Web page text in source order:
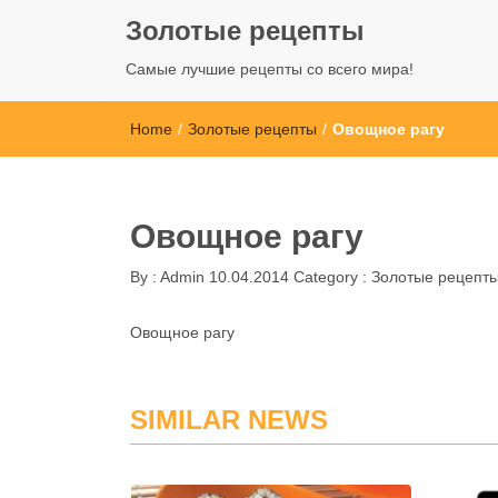
Золотые рецепты
Самые лучшие рецепты со всего мира!
Home / Золотые рецепты / Овощное рагу
Овощное рагу
By : Admin 10.04.2014 Category : Золотые
Овощное рагу
SIMILAR NEWS